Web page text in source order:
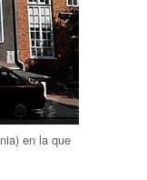
en la que